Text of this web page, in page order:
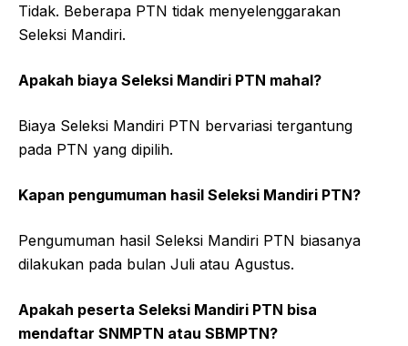
Tidak. Beberapa PTN tidak menyelenggarakan
Seleksi Mandiri.
Apakah biaya Seleksi Mandiri PTN mahal?
Biaya Seleksi Mandiri PTN bervariasi tergantung
pada PTN yang dipilih.
Kapan pengumuman hasil Seleksi Mandiri PTN?
Pengumuman hasil Seleksi Mandiri PTN biasanya
dilakukan pada bulan Juli atau Agustus.
Apakah peserta Seleksi Mandiri PTN bisa
mendaftar SNMPTN atau SBMPTN?